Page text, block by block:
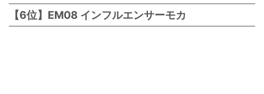
【6位】EM08 インフルエンサーモカ